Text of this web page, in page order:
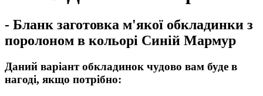
- Бланк заготовка м'якої обкладинки з
поролоном в кольорі Синій Мармур
Даний варіант обкладинок чудово вам буде в
нагоді, якщо потрібно: